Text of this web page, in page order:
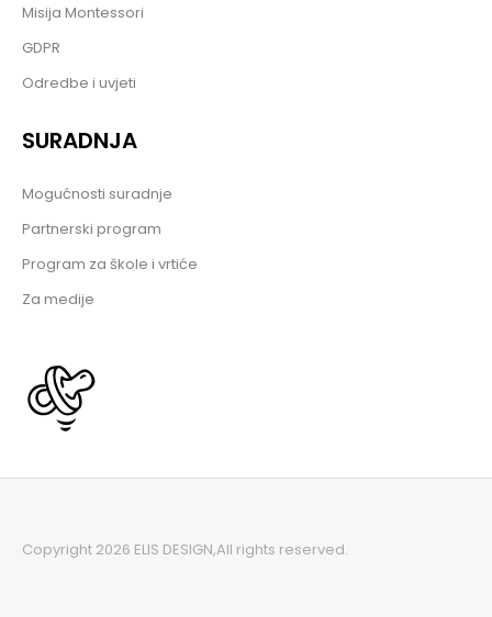
Misija Montessori
GDPR
Odredbe i uvjeti
SURADNJA
Mogućnosti suradnje
Partnerski program
Program za škole i vrtiće
Za medije
Copyright 2026 ELIS DESIGN,All rights reserved.